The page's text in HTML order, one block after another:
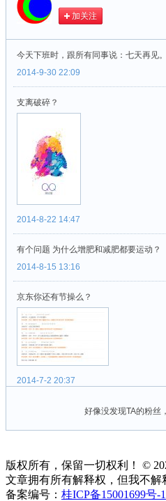
版权所有，保留一切权利！ ©
文章拥有所有解释权，但我不解
备案编号： 桂ICP备15001699号-1